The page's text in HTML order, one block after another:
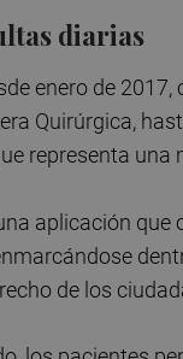
diarias
enero de
Quirúrgica,
representa
aplicación
de los